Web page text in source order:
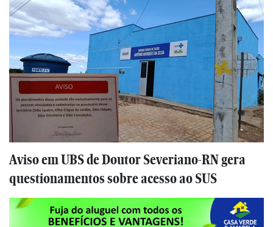
Aviso em UBS de Doutor Severiano-RN gera
questionamentos sobre acesso ao SUS